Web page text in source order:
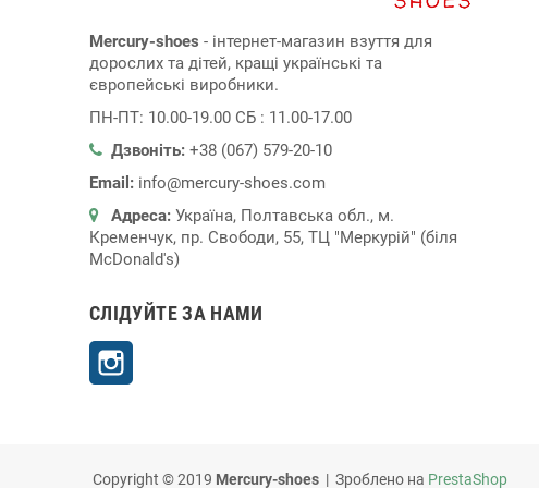
Mercury-shoes - інтернет-магазин взуття для
дорослих та дітей, кращі українські та
європейські виробники.
ПН-ПТ: 10.00-19.00 СБ : 11.00-17.00
Дзвоніть: +38 (067) 579-20-10
Email: info@mercury-shoes.com
Адреса: Україна, Полтавська обл., м.
Кременчук, пр. Свободи, 55, ТЦ "Меркурій" (біля
McDonald's)
СЛІДУЙТЕ ЗА НАМИ
Copyright © 2019 Mercury-shoes | Зроблено на PrestaShop